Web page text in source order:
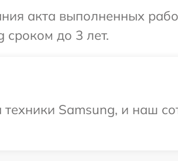
акта выполненных
сроком до 3 лет.
Samsung, и наш